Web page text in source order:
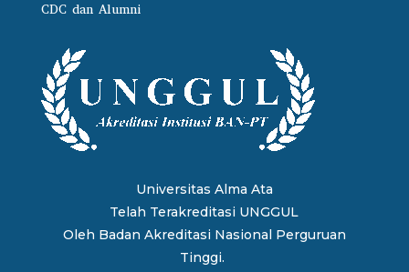
CDC dan Alumni
Universitas Alma Ata
Telah Terakreditasi UNGGUL
Oleh Badan Akreditasi Nasional Perguruan
Tinggi.